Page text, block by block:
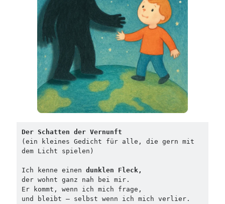
Der Schatten der Vernunft
(ein kleines Gedicht für alle, die gern mit
dem Licht spielen)
Ich kenne einen dunklen Fleck,
der wohnt ganz nah bei mir.
Er kommt, wenn ich mich frage,
und bleibt – selbst wenn ich mich verlier.